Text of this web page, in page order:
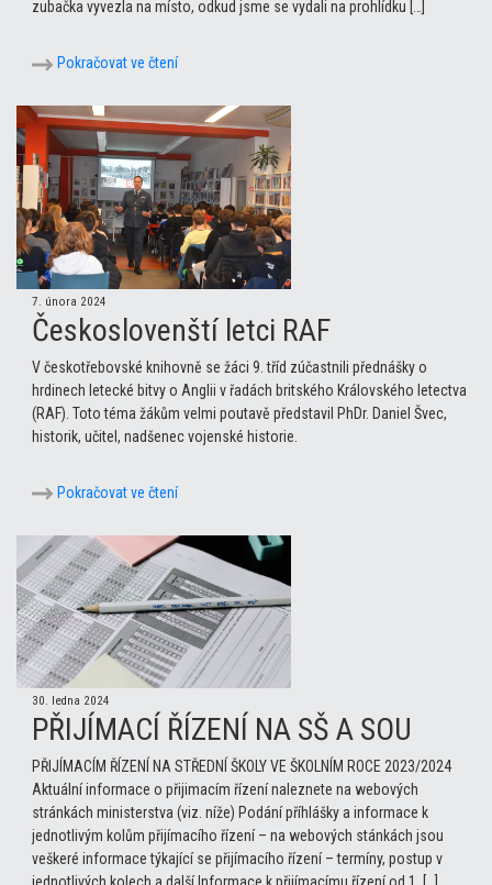
zubačka vyvezla na místo, odkud jsme se vydali na prohlídku […]
Pokračovat ve čtení
7. února 2024
Českoslovenští letci RAF
V českotřebovské knihovně se žáci 9. tříd zúčastnili přednášky o
hrdinech letecké bitvy o Anglii v řadách britského Královského letectva
(RAF). Toto téma žákům velmi poutavě představil PhDr. Daniel Švec,
historik, učitel, nadšenec vojenské historie.
Pokračovat ve čtení
30. ledna 2024
PŘIJÍMACÍ ŘÍZENÍ NA SŠ A SOU
PŘIJÍMACÍM ŘÍZENÍ NA STŘEDNÍ ŠKOLY VE ŠKOLNÍM ROCE 2023/2024
Aktuální informace o přijimacím řízení naleznete na webových
stránkách ministerstva (viz. níže) Podání příhlášky a informace k
jednotlivým kolům přijímacího řízení – na webových stánkách jsou
veškeré informace týkající se přijímacího řízení – termíny, postup v
jednotlivých kolech a další Informace k přijímacímu řízení od 1. […]